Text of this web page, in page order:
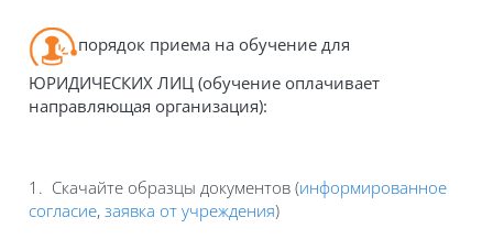
порядок приема на обучение для
ЮРИДИЧЕСКИХ ЛИЦ (обучение оплачивает
направляющая организация):
1. Скачайте образцы документов (информированное
согласие, заявка от учреждения)